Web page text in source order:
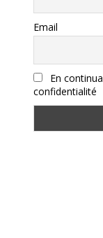
Email
En
confidentialité